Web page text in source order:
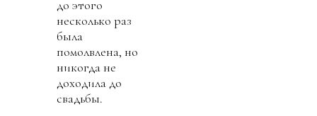
до этого
несколько раз
была
помолвлена, но
никогда не
доходила до
свадьбы.